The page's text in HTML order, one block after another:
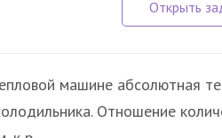
машине абсолютная
Отношение